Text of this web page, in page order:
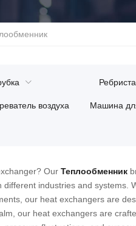
воздуха Машина
? Our Теплообменник
different industries and systems.
, our heat exchangers are
our heat exchangers are